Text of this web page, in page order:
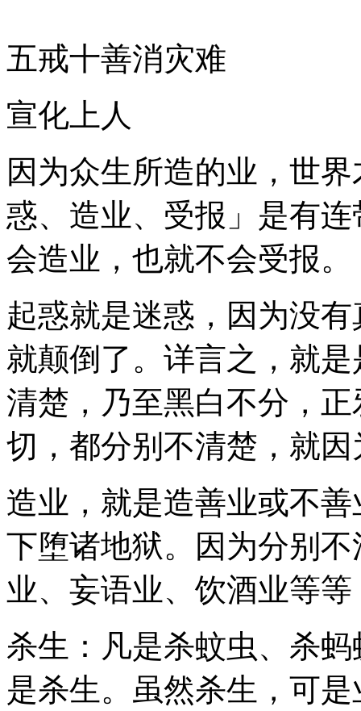
五戒十善消灾难
宣化上人
因为众生所造的业，世
惑、造业、受报」是有
会造业，也就不会受报。
起惑就是迷惑，因为没
就颠倒了。详言之，就
清楚，乃至黑白不分，
切，都分别不清楚，就
造业，就是造善业或不
下堕诸地狱。因为分别
业、妄语业、饮酒业等
杀生：凡是杀蚊虫、杀
是杀生。虽然杀生，可